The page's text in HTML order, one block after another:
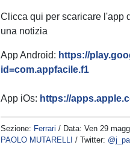
Clicca qui per scaricare l'app
una notizia
App Android: https://
id=com.appfacile.f1
App iOs: https://
Sezione: Ferrari / Data:Ven 29
PAOLO MUTARELLI / Twitter: